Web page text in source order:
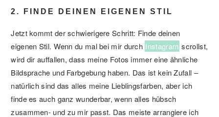
2. FINDE DEINEN EIGENEN STIL
Jetzt kommt der schwierigere Schritt: Finde deinen
eigenen Stil. Wenn du mal bei mir durch Instagram scrollst,
wird dir auffallen, dass meine Fotos immer eine ähnliche
Bildsprache und Farbgebung haben. Das ist kein Zufall –
natürlich sind das alles meine Lieblingsfarben, aber ich
finde es auch ganz wunderbar, wenn alles hübsch
zusammen- und zu mir passt. Das meiste arrangiere ich